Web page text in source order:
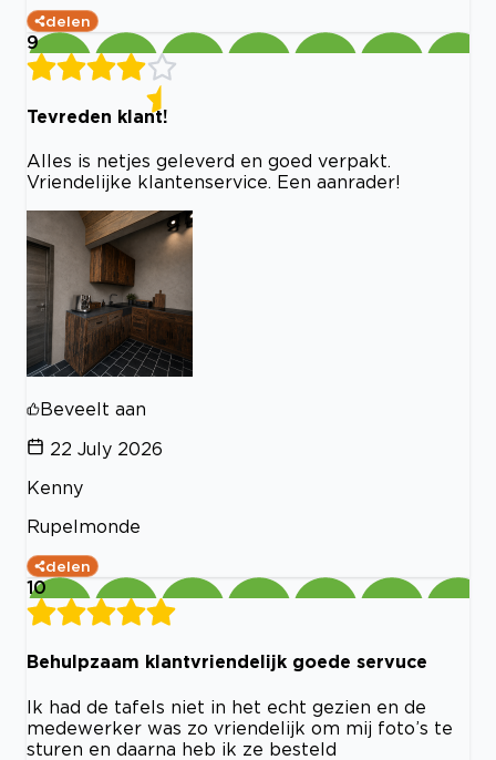
delen
9
Tevreden klant!
Alles is netjes geleverd en goed verpakt.
Vriendelijke klantenservice. Een aanrader!
Beveelt aan
22 July 2026
Kenny
Rupelmonde
delen
10
Behulpzaam klantvriendelijk goede servuce
Ik had de tafels niet in het echt gezien en de
medewerker was zo vriendelijk om mij foto’s te
sturen en daarna heb ik ze besteld